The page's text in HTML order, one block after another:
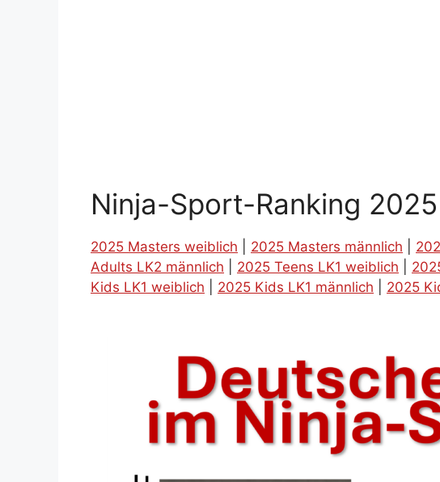
Ninja-Sport-Ranking 2025
2025 Masters weiblich 2025 Masters männlich
Adults LK2 männlich
2025 Teens LK1 weiblich
Kids LK1 weiblich
2025 Kids LK1 männlich 2025